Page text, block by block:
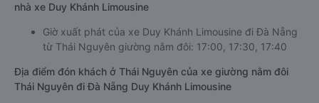
nhà xe Duy Khánh Limousine
Giờ xuất phát của xe Duy Khánh Limousine đi Đà Nẵng
từ Thái Nguyên giường nằm đôi: 17:00, 17:30, 17:40
Địa điểm đón khách ở Thái Nguyên của xe giường nằm đôi
Thái Nguyên đi Đà Nẵng Duy Khánh Limousine